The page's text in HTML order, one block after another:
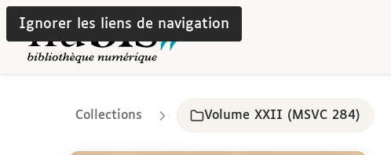
Ignorer les liens de navigation
Collections Volume XXII (MSVC 284)